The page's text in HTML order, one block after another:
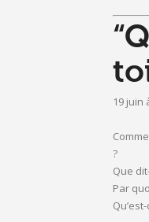
19 juin
?
Que
Par